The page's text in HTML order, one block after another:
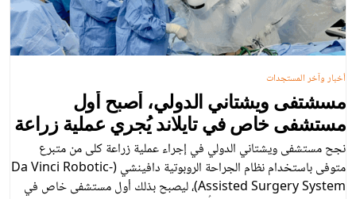
مسشتفى ويشتاني الدولي، أصبح أول
مستشفى خاص في تايلاند يُجري عملية زراعة
كلى من متبرع متوفى، بمساعدة الروبوت
نجح مستشفى ويشتاني الدولي في إجراء عملية زراعة كلى من متبرع
متوفى باستخدام نظام الجراحة الروبوتية دافينشي (Da Vinci Robotic-
Assisted Surgery System)، ليصبح بذلك أول مستشفى خاص في
أخبار وآخر المستجدات